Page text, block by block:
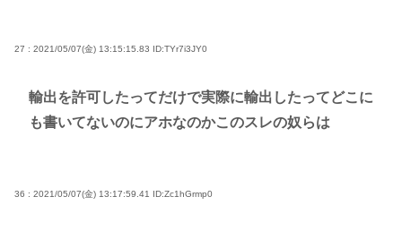
27 : 2021/05/07(金) 13:15:15.83 ID:TYr7i3JY0
輸出を許可したってだけで実際に輸出したってどこに
も書いてないのにアホなのかこのスレの奴らは
36 : 2021/05/07(金) 13:17:59.41 ID:Zc1hGrmp0